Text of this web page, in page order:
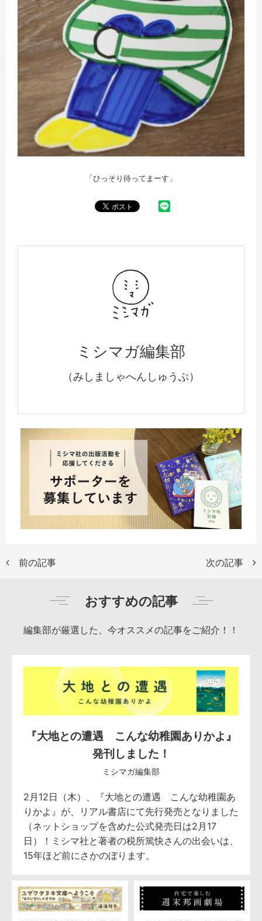
「ひっそり待ってまーす」
ミシマガ編集部
（みしましゃへんしゅうぶ）
前の記事 次の記事
おすすめの記事
編集部が厳選した、今オススメの記事をご紹介！！
『大地との遭遇 こんな幼稚園ありかよ』
発刊しました！
ミシマガ編集部
2月12日（木）、『大地との遭遇 こんな幼稚園あ
りかよ』が、リアル書店にて先行発売となりました
（ネットショップを含めた公式発売日は2月17
日）！ミシマ社と著者の税所篤快さんの出会いは、
15年ほど前にさかのぼります。